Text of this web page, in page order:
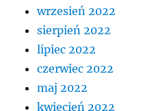
wrzesień 2022
sierpień 2022
lipiec 2022
czerwiec 2022
maj 2022
kwiecień 2022